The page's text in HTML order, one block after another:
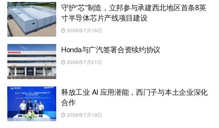
守护“芯”制造，立邦参与承建西北地区首条8英
寸半导体芯片产线项目建设
2026年7月16日
Honda与广汽签署合资续约协议
2026年7月21日
释放工业 AI 应用潜能，西门子与本土企业深化
合作
2026年7月19日